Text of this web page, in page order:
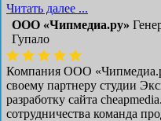
Читать далее ...
ООО «Чипмедиа.ру»
Гупало
Компания ООО
своему партнеру студии
разработку сайта
сотрудничества команда